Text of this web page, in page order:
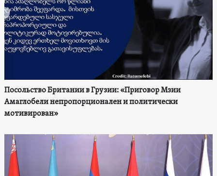
Посольство Британии в Грузии: «Приговор Мзии
Амаглобели непропорционален и политически
мотивирован»